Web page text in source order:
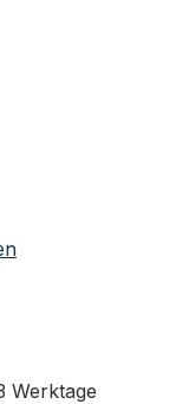
von 5 Sternen
Werktage